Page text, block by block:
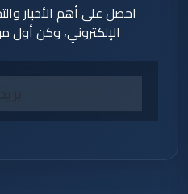
احصل على أهم الأخبار
الإلكتروني، وكن أول